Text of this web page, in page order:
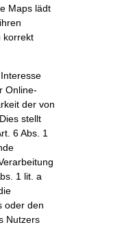
Maps lädt
korrekt
Online-
der von
stellt
6 Abs. 1
1 lit. a
oder den
Nutzers